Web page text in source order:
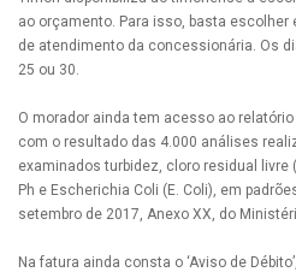
ao orçamento. Para isso, basta
de atendimento da concessionária. Os
25 ou 30.
O morador ainda tem acesso ao relatório
com o resultado das 4.000 análises
examinados turbidez, cloro residual livre
Ph e Escherichia Coli (E. Coli), em
setembro de 2017, Anexo XX, do
Na fatura ainda consta o ‘Aviso de